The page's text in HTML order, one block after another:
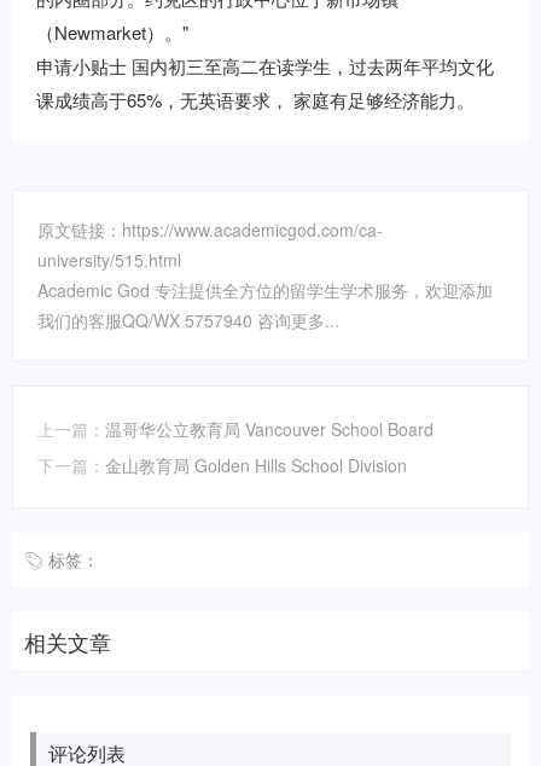
（Newmarket）。"
申请小贴士 国内初三至高二在读学生，过去两年平均文化
课成绩高于65%，无英语要求， 家庭有足够经济能力。
原文链接：https://www.academicgod.com/ca-
university/515.html
Academic God 专注提供全方位的留学生学术服务，欢迎添加
我们的客服QQ/WX 5757940 咨询更多...
上一篇： 温哥华公立教育局 Vancouver School Board
下一篇： 金山教育局 Golden Hills School Division
标签：
相关文章
评论列表